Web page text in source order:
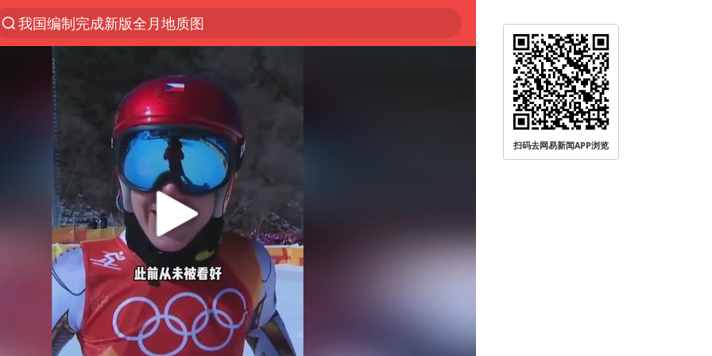
台风白海豚登陆地点更新
看守所辅警收受10万获刑1年
台风白海豚进入48小时警戒线
陈熠被张本美和连扳三局逆转
李亚鹏向地铁吐血女孩捐99999元
多地要求领导干部带头休假
感觉全东北都在等7号
中方回应是否在太平洋海底开采稀土
27岁女子成组织卖淫集团主犯被通缉
法国将禁止“未经同意的电话营销”
扫码去网易新闻APP浏览